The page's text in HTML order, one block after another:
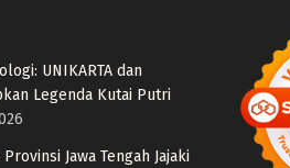
UNIKARTA dan
Legenda Kutai Putri
Jawa Tengah Jajaki